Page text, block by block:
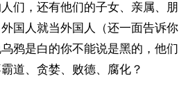
们，还有他们的子女、亲属、朋
国人就当外国人（还一面告诉你
鸦是白的你不能说是黑的，他们
道、贪婪、败德、腐化？